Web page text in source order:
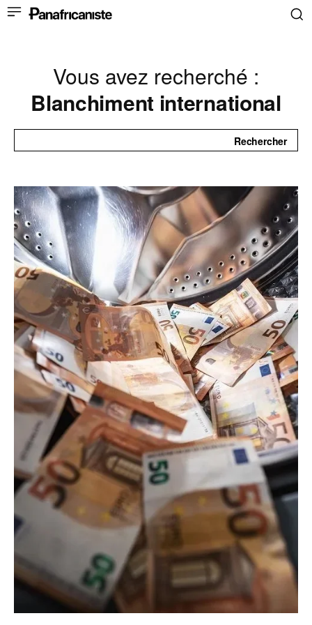
Vous avez recherché :
Blanchiment international
Rechercher